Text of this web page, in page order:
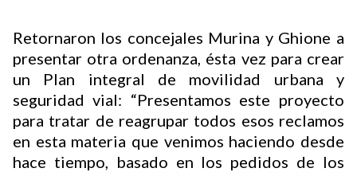
Retornaron los concejales Murina y Ghione a
presentar otra ordenanza, ésta vez para crear
un Plan integral de movilidad urbana y
seguridad vial: “Presentamos este proyecto
para tratar de reagrupar todos esos reclamos
en esta materia que venimos haciendo desde
hace tiempo, basado en los pedidos de los